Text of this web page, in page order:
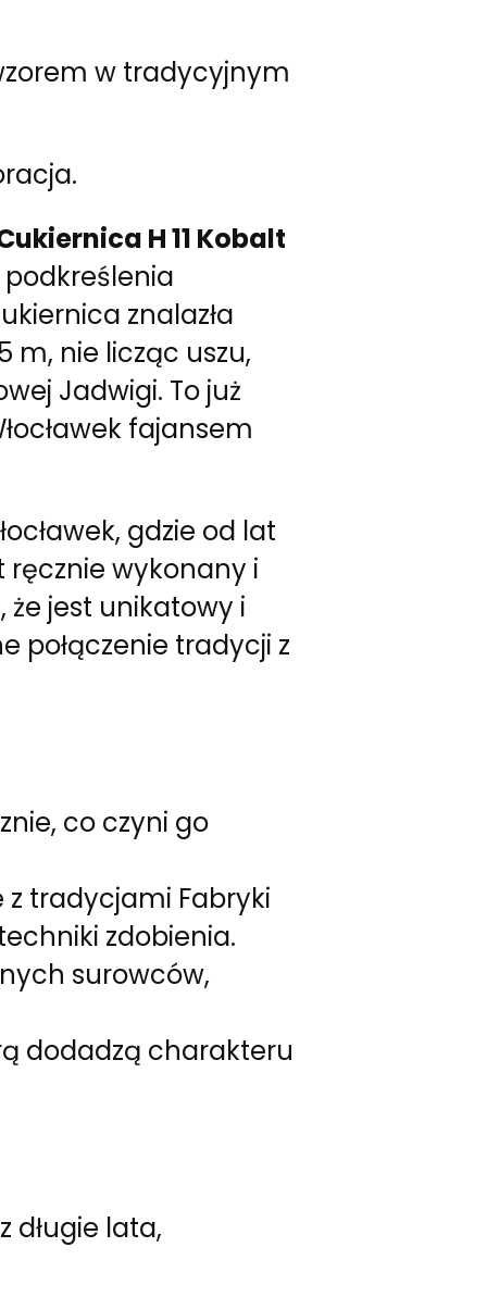
w tradycyjnym
H 11 Kobalt
znalazła
m, nie licząc uszu,
Jadwigi. To już
fajansem
gdzie od lat
ręcznie wykonany i
jest unikatowy i
połączenie tradycji z
co czyni go
tradycjami Fabryki
zdobienia.
surowców,
dodadzą charakteru
długie lata,